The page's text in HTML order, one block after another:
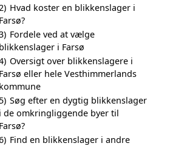
Hvad koster en blikkenslager i
Farsø?
Fordele ved at vælge
blikkenslager i Farsø
Oversigt over blikkenslagere i
Farsø eller hele Vesthimmerlands
kommune
5) Søg efter en dygtig blikkenslager
i de omkringliggende byer til
Farsø?
Find en blikkenslager i andre